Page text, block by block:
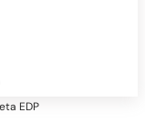
EDP